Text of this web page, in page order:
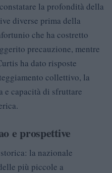
la profondità della
diverse prima della
che ha costretto
precauzione, mentre
ha dato risposte
collettivo, la
e capacità di sfruttare
e prospettive
la nazionale
più piccole a